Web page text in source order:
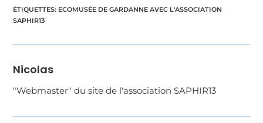
ÉTIQUETTES: ECOMUSÉE DE GARDANNE AVEC L'ASSOCIATION
SAPHIR13
Nicolas
"Webmaster" du site de l'association SAPHIR13